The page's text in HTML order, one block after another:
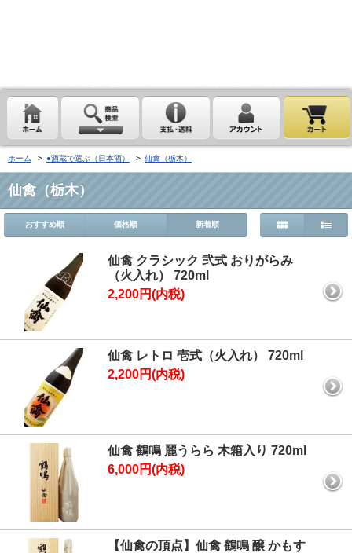
ホーム > ●酒蔵で選ぶ（日本酒） > 仙禽（栃木）
仙禽（栃木）
おすすめ順 価格順 新着順
仙禽 クラシック 弐式 おりがらみ
（火入れ） 720ml
2,200円(内税)
仙禽 レトロ 壱式（火入れ） 720ml
2,200円(内税)
仙禽 鶴鳴 麗うらら 木箱入り 720ml
6,000円(内税)
【仙禽の頂点】仙禽 鶴鳴 醸 かもす